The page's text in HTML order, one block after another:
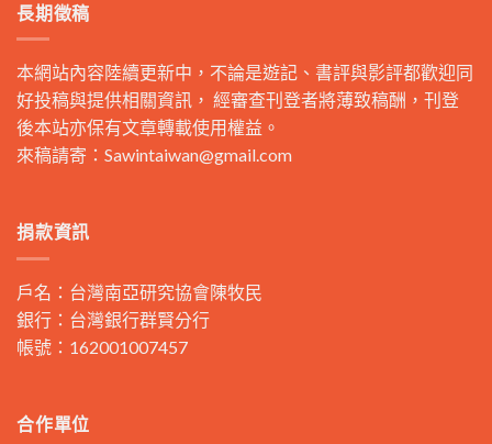
長期徵稿
本網站內容陸續更新中，不論是遊記、書評與影評都歡迎同
好投稿與提供相關資訊， 經審查刊登者將薄致稿酬，刊登
後本站亦保有文章轉載使用權益。
來稿請寄： Sawintaiwan@gmail.com
捐款資訊
戶名：台灣南亞研究協會陳牧民
銀行：台灣銀行群賢分行
帳號：162001007457
合作單位